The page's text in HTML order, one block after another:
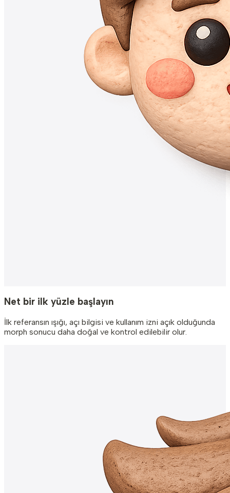
Net bir ilk yüzle başlayın
İlk referansın ışığı, açı bilgisi ve kullanım izni açık olduğunda
morph sonucu daha doğal ve kontrol edilebilir olur.